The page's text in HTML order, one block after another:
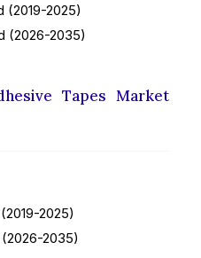
2025)
2035)
Tapes Market
2025)
2035)